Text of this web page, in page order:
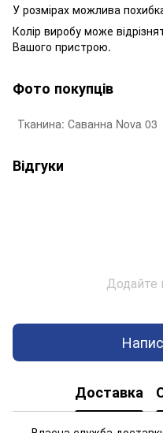
У розмірах можлива
Колір виробу може
Вашого пристрою.
Фото покупців
Тканина: Саванна Nova 03
Відгуки
Додайте
Доставка